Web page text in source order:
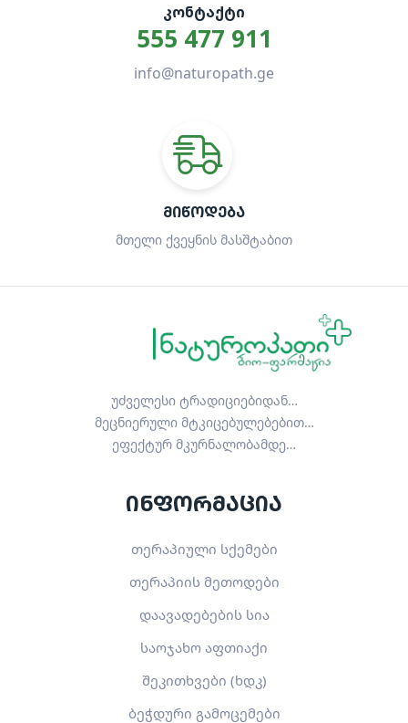
ᲙᲝᲜᲢᲐᲥᲢᲘ
555 477 911
info@naturopath.ge
ᲛᲘᲬᲝᲓᲔᲑᲐ
მთელი ქვეყნის მასშტაბით
უძველესი ტრადიციებიდან…
მეცნიერული მტკიცებულებებით…
ეფექტურ მკურნალობამდე…
ინფორმაცია
თერაპიული სქემები
თერაპიის მეთოდები
დაავადებების სია
საოჯახო აფთიაქი
შეკითხვები (ხდკ)
ბეჭდური გამოცემები